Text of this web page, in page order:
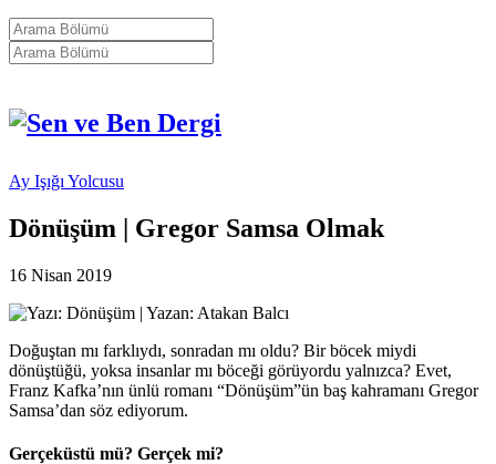
Ay Işığı Yolcusu
Dönüşüm | Gregor Samsa Olmak
16 Nisan 2019
Doğuştan mı farklıydı, sonradan mı oldu? Bir böcek miydi
dönüştüğü, yoksa insanlar mı böceği görüyordu yalnızca? Evet,
Franz Kafka’nın ünlü romanı “Dönüşüm”ün baş kahramanı Gregor
Samsa’dan söz ediyorum.
Gerçeküstü mü? Gerçek mi?